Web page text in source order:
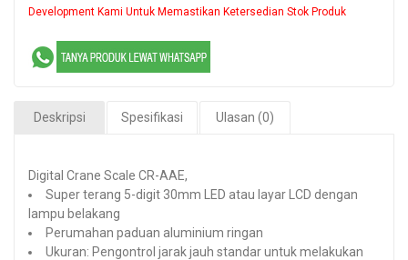
Development Kami Untuk Memastikan Ketersedian Stok Produk
Deskripsi Spesifikasi Ulasan (0)
Digital Crane Scale CR-AAE,
Super terang 5-digit 30mm LED atau layar LCD dengan
lampu belakang
Perumahan paduan aluminium ringan
Ukuran: Pengontrol jarak jauh standar untuk melakukan